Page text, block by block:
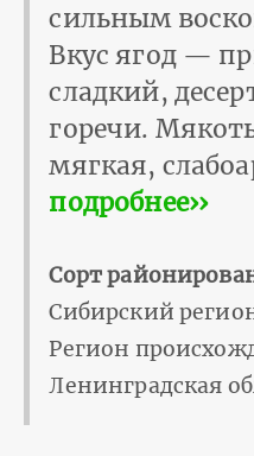
сильным
Вкус ягод —
сладкий,
горечи.
мягкая,
подробнее››
Сорт
Сибирский
Регион
Ленинградская